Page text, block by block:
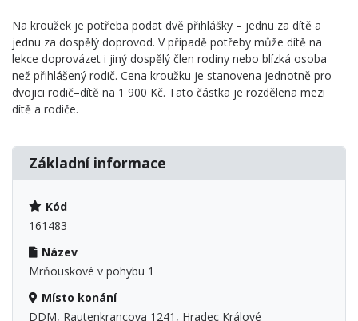
Na kroužek je potřeba podat dvě přihlášky – jednu za dítě a
jednu za dospělý doprovod. V případě potřeby může dítě na
lekce doprovázet i jiný dospělý člen rodiny nebo blízká osoba
než přihlášený rodič. Cena kroužku je stanovena jednotně pro
dvojici rodič–dítě na 1 900 Kč. Tato částka je rozdělena mezi
dítě a rodiče.
Základní informace
Kód
161483
Název
Mrňouskové v pohybu 1
Místo konání
DDM, Rautenkrancova 1241, Hradec Králové